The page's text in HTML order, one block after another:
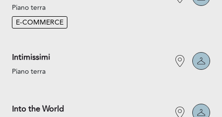
Piano terra
E-COMMERCE
Intimissimi
Piano terra
Into the World